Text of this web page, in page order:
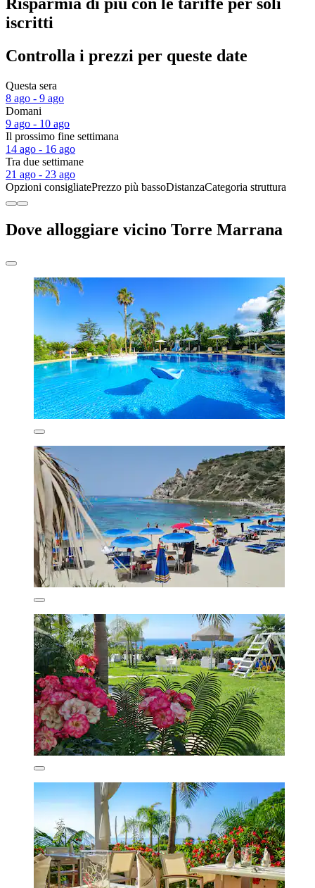
Risparmia di più con le tariffe per soli
iscritti
Controlla i prezzi per queste date
Questa sera
8 ago - 9 ago
Domani
9 ago - 10 ago
Il prossimo fine settimana
14 ago - 16 ago
Tra due settimane
21 ago - 23 ago
Opzioni consigliatePrezzo più bassoDistanzaCategoria struttura
Dove alloggiare vicino Torre Marrana